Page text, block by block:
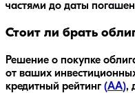
частями до даты
Стоит ли брать
Решение о покупке
от ваших
кредитный рейтинг (AA),